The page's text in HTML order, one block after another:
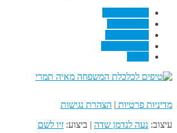
מדיניות פרטיות | הצהרת נגישות
עיצוב: נעה לנדמן שדה | ביצוע: זיו לשם